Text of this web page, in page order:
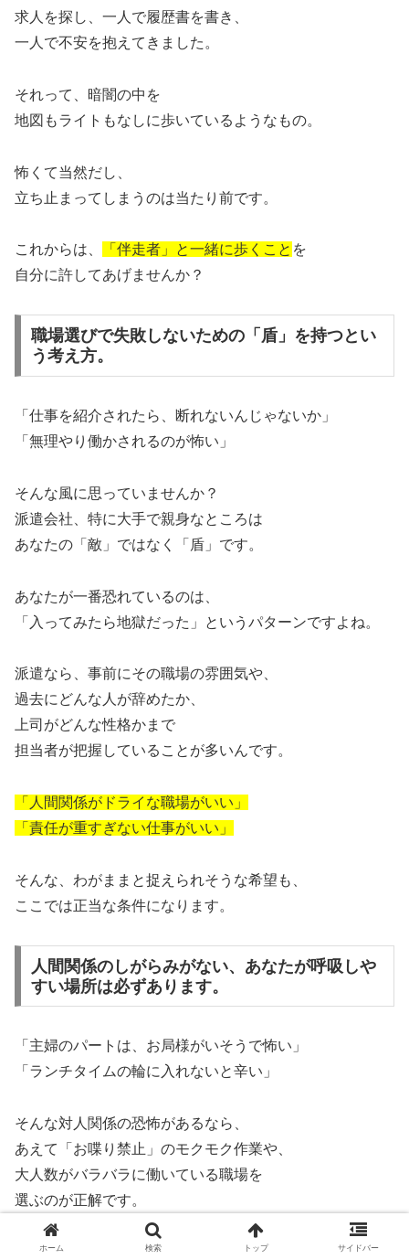
求人を探し、一人で履歴書を書き、
一人で不安を抱えてきました。
それって、暗闇の中を
地図もライトもなしに歩いているようなもの。
怖くて当然だし、
立ち止まってしまうのは当たり前です。
これからは、 「伴走者」と一緒に歩くこと を
自分に許してあげませんか？
職場選びで失敗しないための「盾」を持つとい
う考え方。
「仕事を紹介されたら、断れないんじゃないか」
「無理やり働かされるのが怖い」
そんな風に思っていませんか？
派遣会社、特に大手で親身なところは
あなたの「敵」ではなく「盾」です。
あなたが一番恐れているのは、
「入ってみたら地獄だった」というパターンですよね。
派遣なら、事前にその職場の雰囲気や、
過去にどんな人が辞めたか、
上司がどんな性格かまで
担当者が把握していることが多いんです。
「人間関係がドライな職場がいい」
「責任が重すぎない仕事がいい」
そんな、わがままと捉えられそうな希望も、
ここでは正当な条件になります。
人間関係のしがらみがない、あなたが呼吸しや
すい場所は必ずあります。
「主婦のパートは、お局様がいそうで怖い」
「ランチタイムの輪に入れないと辛い」
そんな対人関係の恐怖があるなら、
あえて「お喋り禁止」のモクモク作業や、
大人数がバラバラに働いている職場を
選ぶのが正解です。
「仕事さえ終われば、即帰宅」
ホーム 検索 トップ サイドバー